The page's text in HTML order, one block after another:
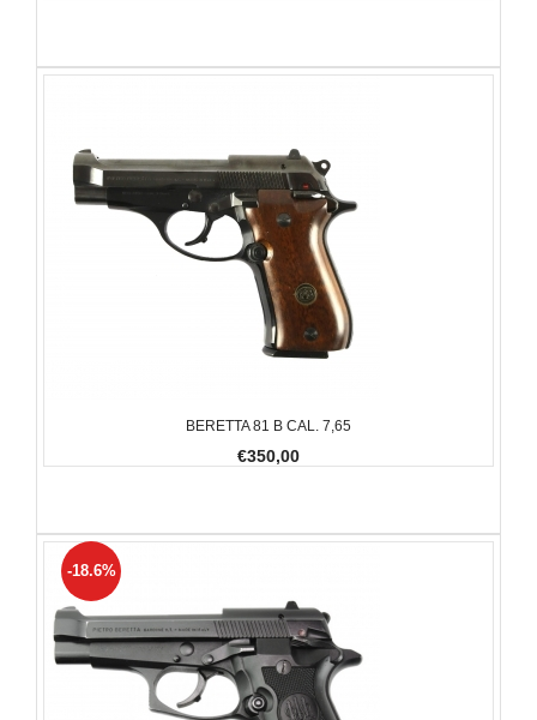
BERETTA 81 B CAL. 7,65
€350,00
-18.6%